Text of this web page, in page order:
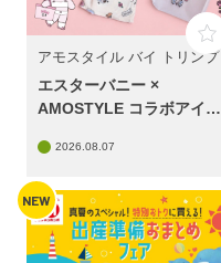
アモスタイル バイ トリンプ
エスターバニー ×
AMOSTYLE コラボアイテ
2026.08.07
NEW